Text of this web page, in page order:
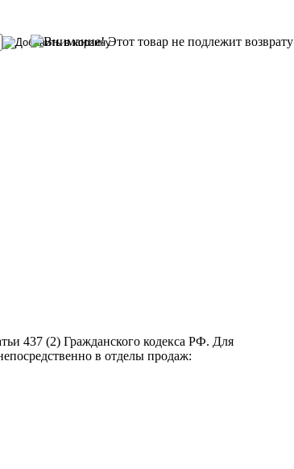
437 (2) Гражданского кодекса РФ. Для
в отделы продаж: